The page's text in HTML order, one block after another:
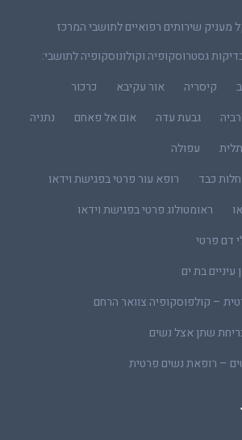
מעניק שירותים רפואיים לתושבי המרכז
גסטרוסקופיה וקולונוסקופיה לתושבי:
קיסריה אור עקיבא
כרכור
גבעת עדה אום אל פאחם
נתניה
עפולה
כבד
רופא עור פרטי בפגישת וידאו
ראומטולוג פרטי בפגישת וידאו
דם פרטי
בת ים
– קולפוסקופיה צוואר הרחם
שתן אצל נשים
– רופאת נשים פרטית